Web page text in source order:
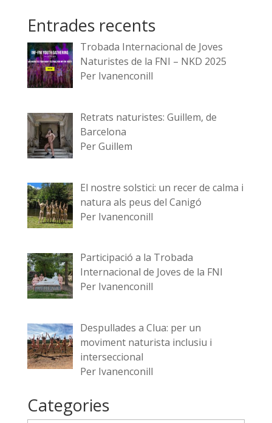
Entrades recents
Trobada Internacional de Joves
Naturistes de la FNI – NKD 2025
Per Ivanenconill
Retrats naturistes: Guillem, de
Barcelona
Per Guillem
El nostre solstici: un recer de calma i
natura als peus del Canigó
Per Ivanenconill
Participació a la Trobada
Internacional de Joves de la FNI
Per Ivanenconill
Despullades a Clua: per un
moviment naturista inclusiu i
interseccional
Per Ivanenconill
Categories